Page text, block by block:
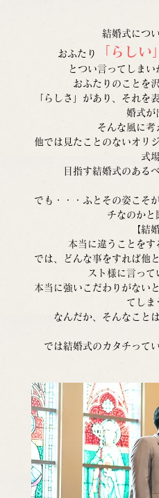
結婚式につ
おふたり 「らしい」
とつい言ってしま
おふたりのことを
「らしさ」があり、それを
婚式が
そんな風に考
他では見たことのないオリ
式
目指す結婚式のある
でも・・・ふとその姿こそ
チなのかと
【結
本当に違うことを
では、どんな事をすれば他
スト様に言っ
本当に強いこだわりがない
てしま
なんだか、そんなこと
では結婚式のカタチって